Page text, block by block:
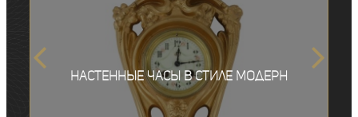
Настенные часы в стиле модерн